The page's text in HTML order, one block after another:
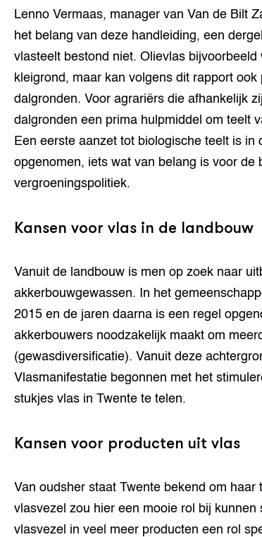
Lenno Vermaas, manager van Van de Bilt
het belang van deze handleiding, een
vlasteelt bestond niet. Olievlas bijvoorbeeld
kleigrond, maar kan volgens dit rapport ook
dalgronden. Voor agrariërs die afhankelijk
dalgronden een prima hulpmiddel om teelt
Een eerste aanzet tot biologische teelt is in
opgenomen, iets wat van belang is voor de
vergroeningspolitiek.
Kansen voor vlas in de landbouw
Vanuit de landbouw is men op zoek naar
akkerbouwgewassen. In het
2015 en de jaren daarna is een regel
akkerbouwers noodzakelijk maakt om
(gewasdiversificatie). Vanuit deze
Vlasmanifestatie begonnen met het
stukjes vlas in Twente te telen.
Kansen voor producten uit vlas
Van oudsher staat Twente bekend om haar
vlasvezel zou hier een mooie rol bij kunnen
vlasvezel in veel meer producten een rol